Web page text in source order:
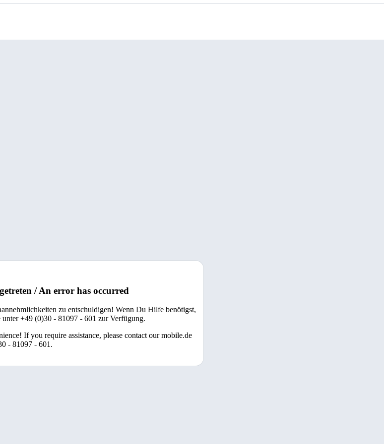
/ An error has occurred
zu entschuldigen! Wenn Du Hilfe benötigst,
+49 (0)30 - 81097 - 601 zur Verfügung.
If you require assistance, please contact our mobile.de
- 81097 - 601.